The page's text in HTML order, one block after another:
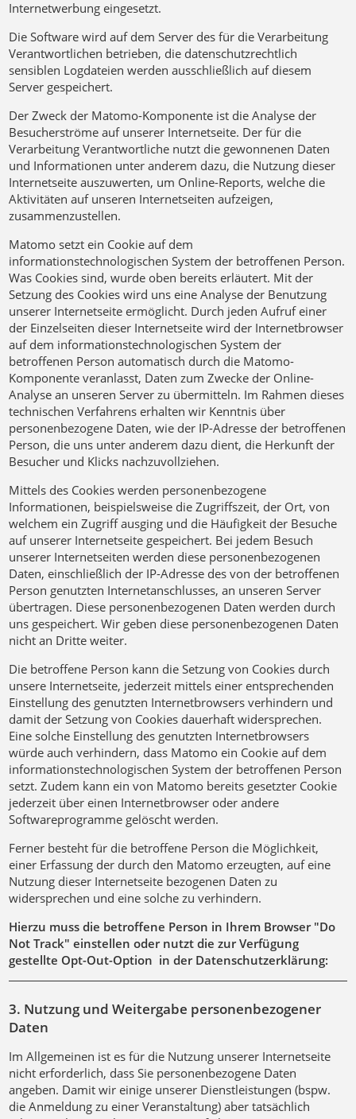
Internetwerbung eingesetzt.
Die Software wird auf dem Server des für die Verarbeitung
Verantwortlichen betrieben, die datenschutzrechtlich
sensiblen Logdateien werden ausschließlich auf diesem
Server gespeichert.
Der Zweck der Matomo-Komponente ist die Analyse der
Besucherströme auf unserer Internetseite. Der für die
Verarbeitung Verantwortliche nutzt die gewonnenen Daten
und Informationen unter anderem dazu, die Nutzung dieser
Internetseite auszuwerten, um Online-Reports, welche die
Aktivitäten auf unseren Internetseiten aufzeigen,
zusammenzustellen.
Matomo setzt ein Cookie auf dem
informationstechnologischen System der betroffenen Person.
Was Cookies sind, wurde oben bereits erläutert. Mit der
Setzung des Cookies wird uns eine Analyse der Benutzung
unserer Internetseite ermöglicht. Durch jeden Aufruf einer
der Einzelseiten dieser Internetseite wird der Internetbrowser
auf dem informationstechnologischen System der
betroffenen Person automatisch durch die Matomo-
Komponente veranlasst, Daten zum Zwecke der Online-
Analyse an unseren Server zu übermitteln. Im Rahmen dieses
technischen Verfahrens erhalten wir Kenntnis über
personenbezogene Daten, wie der IP-Adresse der betroffenen
Person, die uns unter anderem dazu dient, die Herkunft der
Besucher und Klicks nachzuvollziehen.
Mittels des Cookies werden personenbezogene
Informationen, beispielsweise die Zugriffszeit, der Ort, von
welchem ein Zugriff ausging und die Häufigkeit der Besuche
auf unserer Internetseite gespeichert. Bei jedem Besuch
unserer Internetseiten werden diese personenbezogenen
Daten, einschließlich der IP-Adresse des von der betroffenen
Person genutzten Internetanschlusses, an unseren Server
übertragen. Diese personenbezogenen Daten werden durch
uns gespeichert. Wir geben diese personenbezogenen Daten
nicht an Dritte weiter.
Die betroffene Person kann die Setzung von Cookies durch
unsere Internetseite, jederzeit mittels einer entsprechenden
Einstellung des genutzten Internetbrowsers verhindern und
damit der Setzung von Cookies dauerhaft widersprechen.
Eine solche Einstellung des genutzten Internetbrowsers
würde auch verhindern, dass Matomo ein Cookie auf dem
informationstechnologischen System der betroffenen Person
setzt. Zudem kann ein von Matomo bereits gesetzter Cookie
jederzeit über einen Internetbrowser oder andere
Softwareprogramme gelöscht werden.
Ferner besteht für die betroffene Person die Möglichkeit,
einer Erfassung der durch den Matomo erzeugten, auf eine
Nutzung dieser Internetseite bezogenen Daten zu
widersprechen und eine solche zu verhindern.
Hierzu muss die betroffene Person in Ihrem Browser "Do
Not Track" einstellen oder nutzt die zur Verfügung
gestellte Opt-Out-Option in der Datenschutzerklärung:
3. Nutzung und Weitergabe personenbezogener
Daten
Im Allgemeinen ist es für die Nutzung unserer Internetseite
nicht erforderlich, dass Sie personenbezogene Daten
angeben. Damit wir einige unserer Dienstleistungen (bspw.
die Anmeldung zu einer Veranstaltung) aber tatsächlich